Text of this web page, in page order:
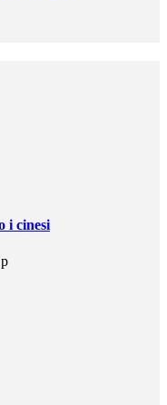
i cinesi